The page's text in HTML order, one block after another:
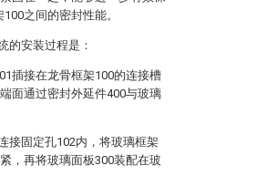
之间的密封性能。
的安装过程是：
插接在龙骨框架100的连接槽
面通过密封外延件400与玻璃
接固定孔102内，将玻璃框架
，再将玻璃面板300装配在玻